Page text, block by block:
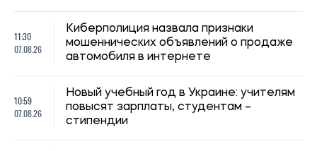
11:30
07.08.26
Киберполиция назвала признаки
мошеннических объявлений о продаже
автомобиля в интернете
10:59
07.08.26
Новый учебный год в Украине: учителям
повысят зарплаты, студентам –
стипендии